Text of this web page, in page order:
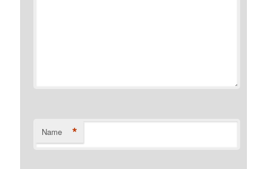
Name *